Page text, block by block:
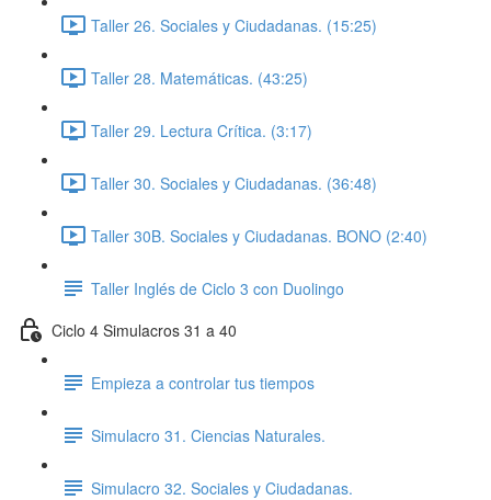
Taller 26. Sociales y Ciudadanas. (15:25)
Taller 28. Matemáticas. (43:25)
Taller 29. Lectura Crítica. (3:17)
Taller 30. Sociales y Ciudadanas. (36:48)
Taller 30B. Sociales y Ciudadanas. BONO (2:40)
Taller Inglés de Ciclo 3 con Duolingo
Ciclo 4 Simulacros 31 a 40
Empieza a controlar tus tiempos
Simulacro 31. Ciencias Naturales.
Simulacro 32. Sociales y Ciudadanas.